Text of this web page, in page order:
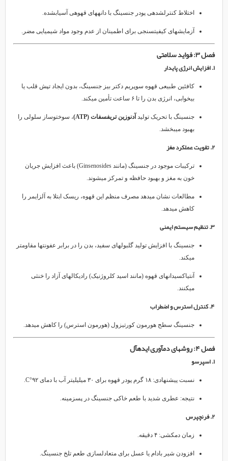
اختلاط کنترلشدهی پودر جنسینگ با دانههای قهوهی آسیابشده.
آزمایشهای کیفیتسنجی برای اطمینان از عدم وجود مواد شیمیایی مضر.
فصل ۳: فواید سلامتی
کافئین طبیعی قهوه سوپریم دکتر بیز جنسینگ، بدون ایجاد تپش قلب یا
بیخوابی، انرژی بدن را تا ۶ ساعت تأمین میکند.
جنسینگ با تحریک تولیدآدنوزین تریفسفات (ATP)
، سوختوساز سلولی را
بهبود میبخشد.
ترکیبات موجود در جنسینگ (مانند Ginsenosides) باعث افزایش جریان
خون به مغز و بهبود حافظه و تمرکز میشوند.
مطالعات نشان میدهد مصرف منظم این قهوه، ریسک ابتلا به آلزایمر را
کاهش میدهد.
جنسینگ با افزایش تولید گلبولهای سفید، بدن را در برابر عفونتها مقاومتر
میکند.
آنتیاکسیدانهای قهوه (مانند اسید کلروژنیک) رادیکالهای آزاد را خنثی
میکنند.
جنسینگ سطح هورمون کورتیزول (هورمون استرس) را کاهش میدهد.
فصل ۴: روشهای دمآوری ایدهآل
نسبت پیشنهادی: ۱۸ گرم پودر قهوه برای ۳۰ میلیلیتر آب با دمای ۹۲°C.
نتیجه: عطری شدید با طعم خاکی جنسینگ در پسزمینه.
زمان دمکشی: ۴ دقیقه.
افزودن شیر بادام یا عسل برای متعادلسازی طعم تلخ جنسینگ.